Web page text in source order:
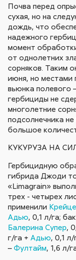
Почва перед
сухая, но на
дождь, что
надежного
момент
от однолетних
сорняков. Таким
июня, но местами
вьюнка полевого
гербициды не
многолетние
подсолнечника
большое
КУКУРУЗА НА
Гербицидную
гибрида Джоди
«Limagrain»
трех - четырех
применили
Адью, 0,1 л/га;
Балерина Супер,
г/га + Адью, 0,1
–Фултайм, 1,6 л/